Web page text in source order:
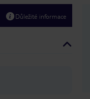
Důležité informace